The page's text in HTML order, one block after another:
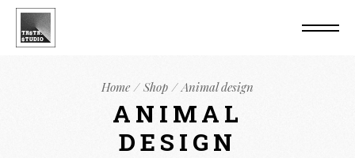
Home Shop Animal design
ANIMAL
DESIGN